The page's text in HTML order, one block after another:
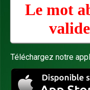
Le mot
Téléchargez notre